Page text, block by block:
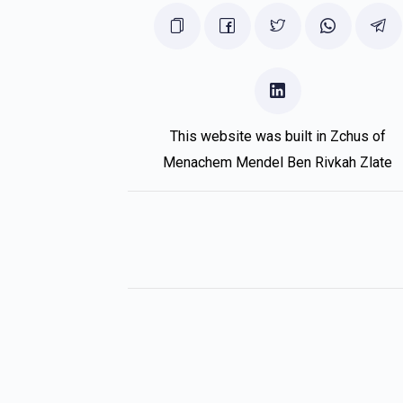
This website was built in Zchus of
Menachem Mendel Ben Rivkah Zlate